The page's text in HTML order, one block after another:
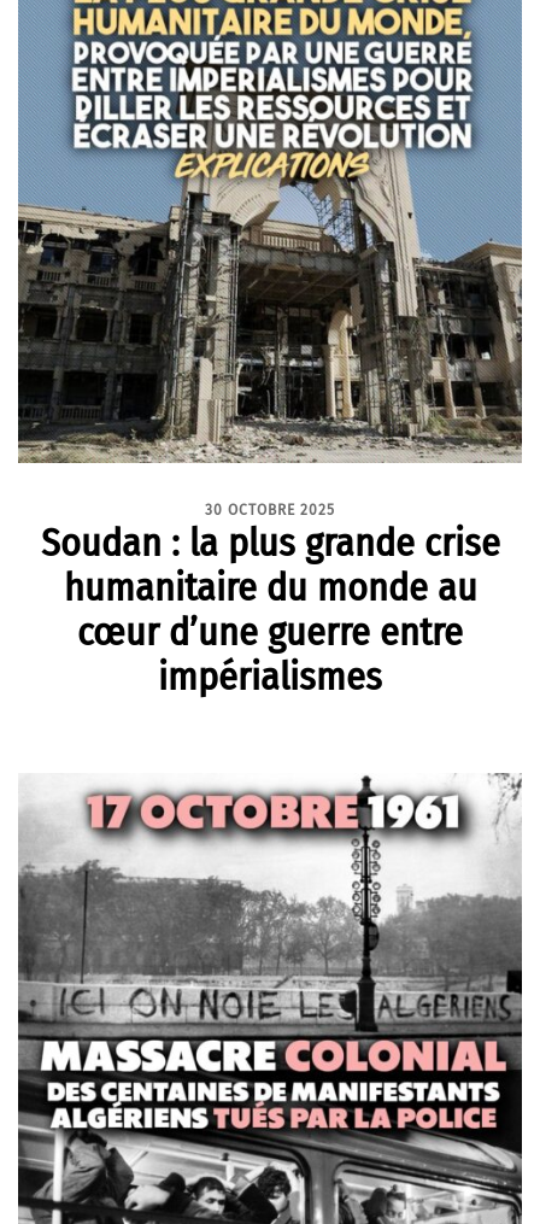
30 OCTOBRE 2025
Soudan : la plus grande crise
humanitaire du monde au
cœur d’une guerre entre
impérialismes